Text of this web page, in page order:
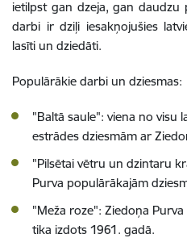
ietilpst gan dzeja, gan daudzu
darbi ir dziļi iesakņojušies
lasīti un dziedāti.
Populārākie darbi un dziesmas:
"Baltā saule": viena no visu
estrādes dziesmām ar
"Pilsētai vētru un dzintaru
Purva populārākajām
"Meža roze": Ziedoņa
tika izdots 1961. gadā.